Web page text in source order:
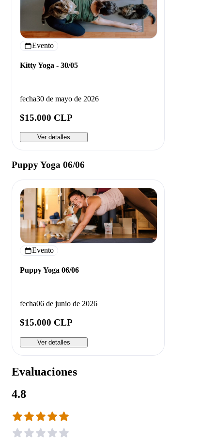
Evento
Kitty Yoga - 30/05
fecha30 de mayo de 2026
$15.000 CLP
Ver detalles
Puppy Yoga 06/06
Evento
Puppy Yoga 06/06
fecha06 de junio de 2026
$15.000 CLP
Ver detalles
Evaluaciones
4.8